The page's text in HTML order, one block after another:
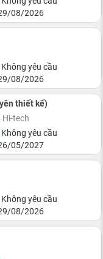
08/2026
yêu cầu
08/2026
thiết kế)
Hi-tech
yêu cầu
05/2027
yêu cầu
08/2026